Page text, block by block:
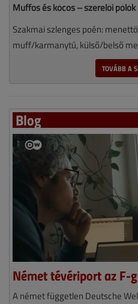
Muffos és kócos – szerelői pólók
Szakmai szlenges poén:
muff/karmanytú, külső/belső
TOVÁBB A
Blog
Német tévériport az F-
A német független Deutsche